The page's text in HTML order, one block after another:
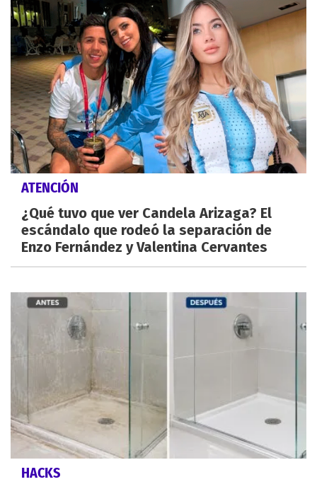
ATENCIÓN
¿Qué tuvo que ver Candela Arizaga? El
escándalo que rodeó la separación de
Enzo Fernández y Valentina Cervantes
HACKS